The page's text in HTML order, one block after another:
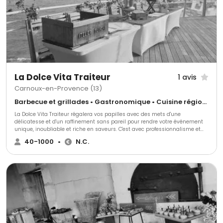
La Dolce Vita Traiteur 1 avis
Carnoux-en-Provence (13)
Barbecue et grillades • Gastronomique • Cuisine régionale
La Dolce Vita Traiteur régalera vos papilles avec des mets d'une
délicatesse et d'un raffinement sans pareil pour rendre votre événement
unique, inoubliable et riche en saveurs. C'est avec professionnalisme et
passion que toute l'équipe de La Dolce Vita Traiteur concevra et réalisera
votre réception. Un menu d'exception composé de mets de qualité, frais et
votre budget.
40-1000 • N.C.